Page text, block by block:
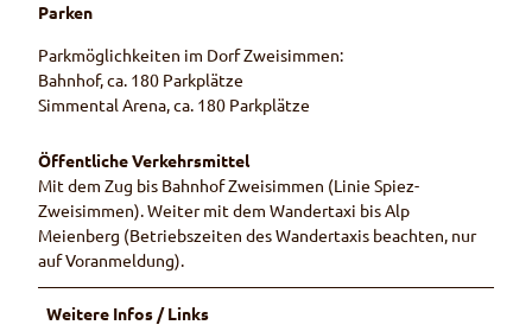
Parken
Parkmöglichkeiten im Dorf Zweisimmen:
Bahnhof, ca. 180 Parkplätze
Simmental Arena, ca. 180 Parkplätze
Öffentliche Verkehrsmittel
Mit dem Zug bis Bahnhof Zweisimmen (Linie Spiez-
Zweisimmen). Weiter mit dem Wandertaxi bis Alp
Meienberg (Betriebszeiten des Wandertaxis beachten, nur
auf Voranmeldung).
Weitere Infos / Links